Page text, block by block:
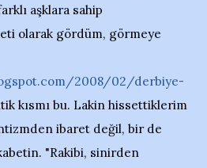
aşklara sahip
olarak gördüm, görmeye
2008/02/derbiye-
kısmı bu. Lakin hissettiklerim
ibaret değil, bir de
"Rakibi, sinirden